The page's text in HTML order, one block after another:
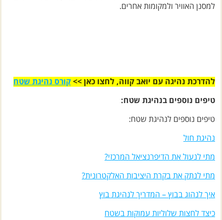
טיפים נוספים בנהיגת שטח:
מתי לנעול את הדיפרנציאל המרכזי?
מתי לנתק את בקרת היציבות האלקטרונית?
איך לנהוג בבוץ – המדריך לנהיגת בוץ
כיצד לחצות שלוליות עמוקות בשטח